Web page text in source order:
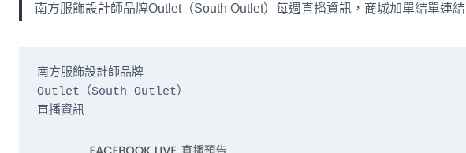
南方服飾設計師品牌Outlet（South Outlet）每週直播資訊，商城加單結單連
南方服飾設計師品牌
Outlet（South Outlet）
直播資訊